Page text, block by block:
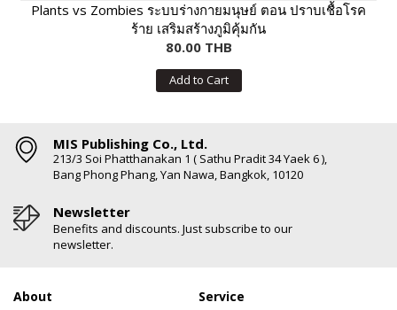
Plants vs Zombies ระบบร่างกายมนุษย์ ตอน ปราบเชื้อโรค
ร้าย เสริมสร้างภูมิคุ้มกัน
80.00 THB
Add to Cart
MIS Publishing Co., Ltd.
213/3 Soi Phatthanakan 1 ( Sathu Pradit 34 Yaek 6 ),
Bang Phong Phang, Yan Nawa, Bangkok, 10120
Newsletter
Benefits and discounts. Just subscribe to our
newsletter.
About Service